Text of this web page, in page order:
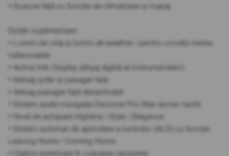
• Scaune față cu funcție de climatizare și masaj
Dotări suplimentare:
• Lumini de viraj și lumini all-weather / pentru condiții meteo
nefavorabile
• Active Info Display (afișaj digital al instrumentelor)
• Airbag șofer și pasager față
• Airbag pasager față dezactivabil
• Sistem audio-navigație Discover Pro Max (ecran tactil)
• Nivel de echipare Highline / Style / Elegance
• Sistem automat de aprindere a luminilor (ALS) cu funcție
Leaving Home / Coming Home
• Oglinzi exterioare în culoarea caroseriei